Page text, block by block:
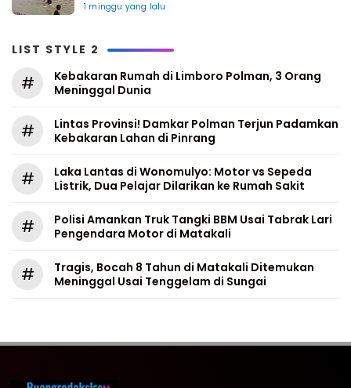
1 minggu yang lalu
LIST STYLE 2
#
Kebakaran Rumah di Limboro Polman, 3 Orang
Meninggal Dunia
#
Lintas Provinsi! Damkar Polman Terjun Padamkan
Kebakaran Lahan di Pinrang
#
Laka Lantas di Wonomulyo: Motor vs Sepeda
Listrik, Dua Pelajar Dilarikan ke Rumah Sakit
#
Polisi Amankan Truk Tangki BBM Usai Tabrak Lari
Pengendara Motor di Matakali
#
Tragis, Bocah 8 Tahun di Matakali Ditemukan
Meninggal Usai Tenggelam di Sungai